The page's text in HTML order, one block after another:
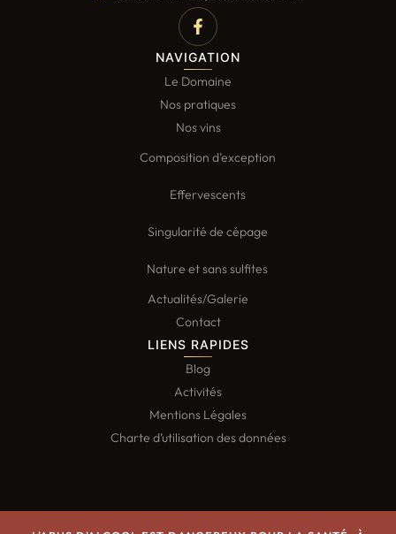
NAVIGATION
Le Domaine
Nos pratiques
Nos vins
Composition d’exception
Effervescents
Singularité de cépage
Nature et sans sulfites
Actualités/Galerie
Contact
LIENS RAPIDES
Blog
Activités
Mentions Légales
Charte d’utilisation des données